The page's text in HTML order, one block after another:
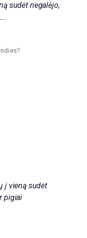
sudėt negalėjo,
į vieną sudėt
pigiai